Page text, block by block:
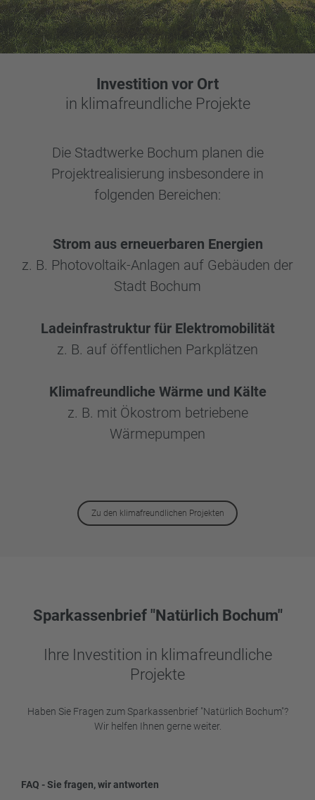
Investition vor Ort
in klimafreundliche Projekte
Die Stadtwerke Bochum planen die
Projektrealisierung insbesondere in
folgenden Bereichen:
Strom aus erneuerbaren Energien
z. B. Photovoltaik-Anlagen auf Gebäuden der
Stadt Bochum
Ladeinfrastruktur für Elektromobilität
z. B. auf öffentlichen Parkplätzen
Klimafreundliche Wärme und Kälte
z. B. mit Ökostrom betriebene
Wärmepumpen
Zu den klimafreundlichen Projekten
Sparkassenbrief "Natürlich Bochum"
Ihre Investition in klimafreundliche
Projekte
Haben Sie Fragen zum Sparkassenbrief "Natürlich Bochum"?
Wir helfen Ihnen gerne weiter.
FAQ - Sie fragen, wir antworten